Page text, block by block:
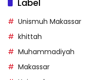
Label
Unismuh Makassar
khittah
Muhammadiyah
Makassar